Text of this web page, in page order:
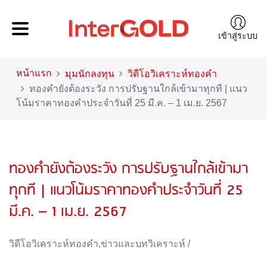
เข้าสู่ระบบ
หน้าแรก มุมนักลงทุน
วิดีโอวิเคราะห์ทองคำ
ทองคำยังต้องระวัง การปรับฐานใกล้เข้ามาทุกที | แนว
โน้มราคาทองคำประจำวันที่ 25 มี.ค. – 1 เม.ย. 2567
ทองคำยังต้องระวัง การปรับฐานใกล้เข้ามา
ทุกที | แนวโน้มราคาทองคำประจำวันที่ 25
มี.ค. – 1 เม.ย. 2567
วิดีโอวิเคราะห์ทองคำ,ข่าวและบทวิเคราะห์ /